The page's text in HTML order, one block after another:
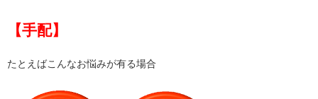
【手配】
たとえばこんなお悩みが有る場合